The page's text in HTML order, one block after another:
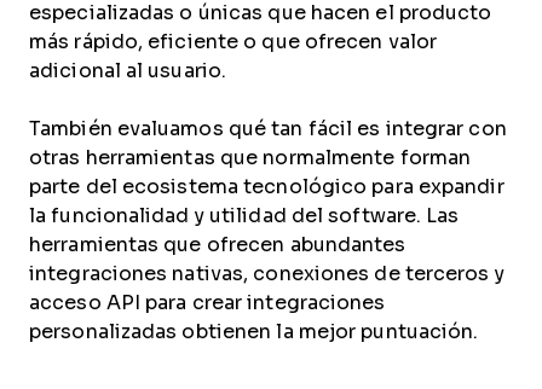
especializadas o únicas que hacen el producto
más rápido, eficiente o que ofrecen valor
adicional al usuario.
También evaluamos qué tan fácil es integrar con
otras herramientas que normalmente forman
parte del ecosistema tecnológico para expandir
la funcionalidad y utilidad del software. Las
herramientas que ofrecen abundantes
integraciones nativas, conexiones de terceros y
acceso API para crear integraciones
personalizadas obtienen la mejor puntuación.